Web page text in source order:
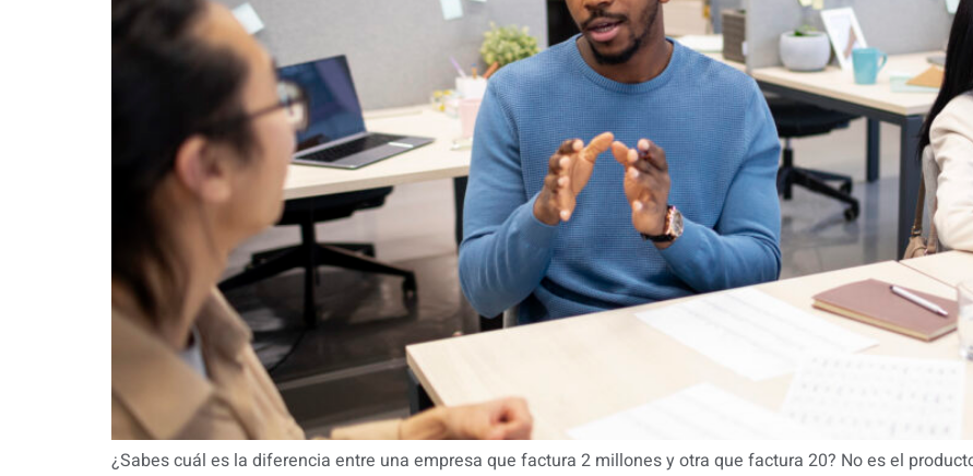
¿Sabes cuál es la diferencia entre una empresa que factura 2 millones y otra que factura 20? No es el